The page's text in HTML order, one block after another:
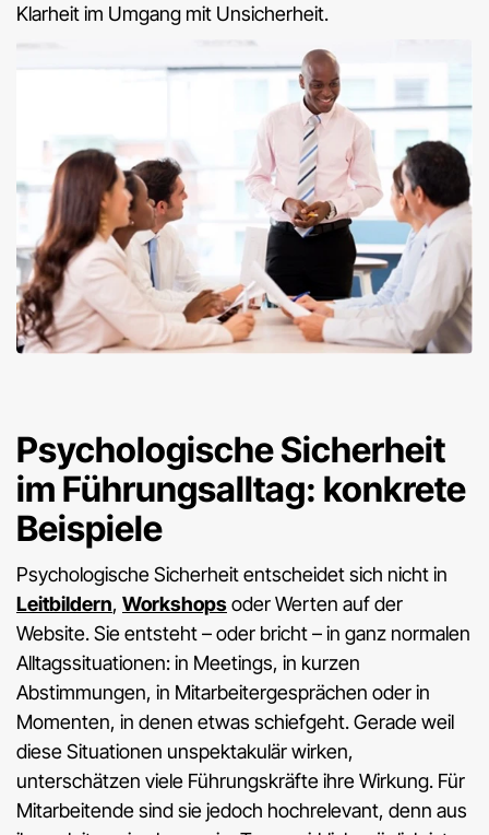
Klarheit im Umgang mit Unsicherheit.
Psychologische Sicherheit
im Führungsalltag: konkrete
Beispiele
Psychologische Sicherheit entscheidet sich nicht in
Leitbildern, Workshopsoder Werten auf der
Website. Sie entsteht – oder bricht – in ganz normalen
Alltagssituationen: in Meetings, in kurzen
Abstimmungen, in Mitarbeitergesprächen oder in
Momenten, in denen etwas schiefgeht. Gerade weil
diese Situationen unspektakulär wirken,
unterschätzen viele Führungskräfte ihre Wirkung. Für
Mitarbeitende sind sie jedoch hochrelevant, denn aus